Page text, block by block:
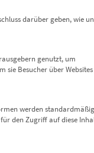
darüber geben, wie
genutzt, um
sie Besucher über Websites
werden standardmäßig
den Zugriff auf diese